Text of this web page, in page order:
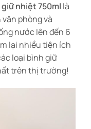
giữ nhiệt 750ml là
phòng và
nước lên đến 6
lại nhiều tiện ích
loại bình giữ
trên thị trường!